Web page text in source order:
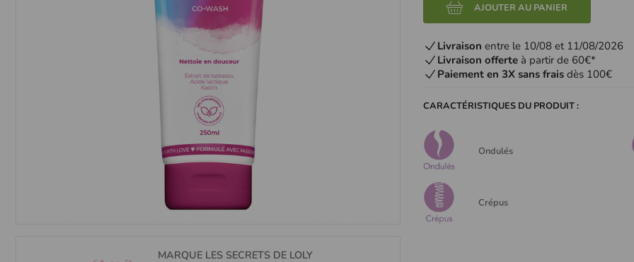
MARQUE LES SECRETS DE LOLY
AJOUTER AU PANIER
Livraison entre le 10/08 et 11/08/2026
Livraison offerte à partir de 60€*
Paiement en 3X sans frais dès 100€
CARACTÉRISTIQUES DU PRODUIT :
Ondulés
Crépus